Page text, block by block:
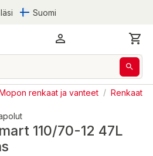
Suomi
renkaat ja vanteet / Renkaat
110/70-12 47L